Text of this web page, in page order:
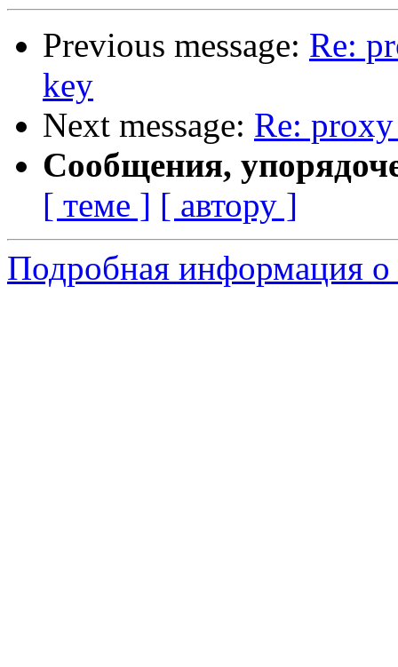
Previous message: Re:
key
Next message: Re:
Сообщения,
[ теме ] [ автору ]
Подробная информация